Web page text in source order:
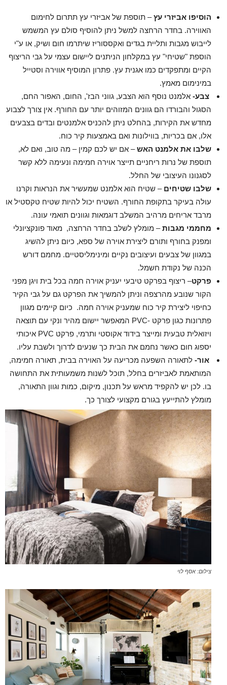
הוסיפו אביזרי עץ– תוספת של אביזרי עץ תתרום לחימום
האווירה. בחדר הרחצה למשל ניתן להוסיף סולם עץ המשמש
לייבוש מגבות ותליית בגדים ואקססוריז שיתרמו חום ושיק, או ע"י
הוספת "שטיחי" עץ במקלחון הניתנים ליישום עצמי על גבי הריצוף
הקיים ומתפקדים כמו אגנית עץ. פתרון המוסיף אווירה וסטייל
במינימום מאמץ.
צבע- אלמנט נוסף הוא הצבע, גווני הבז', החום, האפור החם,
הסגול והבורדו הם גוונים המזוהים יותר עם החורף. אין צורך לצבוע
מחדש את הקירות, בהחלט ניתן להכניס אלמנטים ובדים בצבעים
אלו, אם בכריות, בווילונות ואם באמצעות קיר כוח.
שלבו את אלמנט האש– אם יש לכם קמין – מה טוב, ואם לא,
תוספת של נרות ריחניים תייצר אוירה חמימה ונעימה ללא קשר
לסגנונו העיצובי של החלל.
שלבו שטיחים– שטיח הוא אלמנט שמעשיר את הנראות וקרנו
עולה בעיקר בתקופת החורף. השטיח יכול להיות שטיח טקסטיל או
מרבד אריחים מרהיב המשלב דוגמאות וגוונים תואמי עונה.
מחממי מגבות– מומלץ לשלב בחדר הרחצה, מאוד פונקציונלי
ומפנק בחורף ותורם ליצירת אוירה של ספא, כיום ניתן להשיג
במגוון של צבעים ועיצובים נקיים ומינימליסטיים. מחמם דורש
הכנה של נקודת חשמל.
פרקט– ריצוף בפרקט טיבעי יעניק אוירה חמה בכל בית ויגן מפני
הקור שנובע מהרצפה וניתן להמשיך את הפרקט גם על גבי הקיר
כחיפוי ליצירת קיר כוח שמעניק אוירה חמה. כיום קיימים מגוון
פתרונות כגון פרקט -PVC המאפשר יישום מהיר ונקי עם תוצאה
ויזואלית טבעית ומייצר בידוד אקוסטי ותרמי, פרקט PVC איכותי
יספוג חום כאשר נחמם את הבית כך שנעים לדרוך ולשבת עליו.
אור- לתאורה השפעה מכריעה על האוירה בבית, תאורה חמימה,
המותאמת לאביזרים בחלל, תוכל לשנות משמעותית את התחושה
בו. לכן יש להקפיד מראש על תכנון, מיקום, כמות וגוון התאורה,
מומלץ להתייעץ בגורם מקצועי לצורך כך.
צילום: אסף לוי